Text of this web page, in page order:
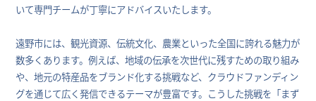
いて専門チームが丁寧にアドバイスいたします。
遠野市には、観光資源、伝統文化、農業といった全国に誇れる魅力が
数多くあります。例えば、地域の伝承を次世代に残すための取り組み
や、地元の特産品をブランド化する挑戦など、クラウドファンディン
グを通じて広く発信できるテーマが豊富です。こうした挑戦を「まず